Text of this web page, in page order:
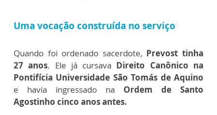
Uma vocação construída no serviço
Quando foi ordenado sacerdote, Prevost tinha
27 anos. Ele já cursava Direito Canônico na
Pontifícia Universidade São Tomás de Aquino
e havia ingressado na Ordem de Santo
Agostinho cinco anos antes.